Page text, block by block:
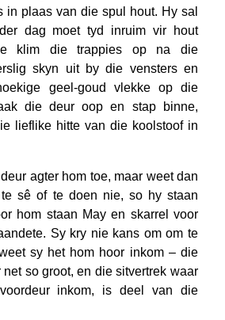
in plaas van die spul hout. Hy sal
dag moet tyd inruim vir hout
klim die trappies op na die
skyn uit by die vensters en
geel-goud vlekke op die
die deur oop en stap binne,
lieflike hitte van die koolstoof in
agter hom toe, maar weet dan
sê of te doen nie, so hy staan
hom staan May en skarrel voor
Sy kry nie kans om om te
sy het hom hoor inkom – die
so groot, en die sitvertrek waar
inkom, is deel van die